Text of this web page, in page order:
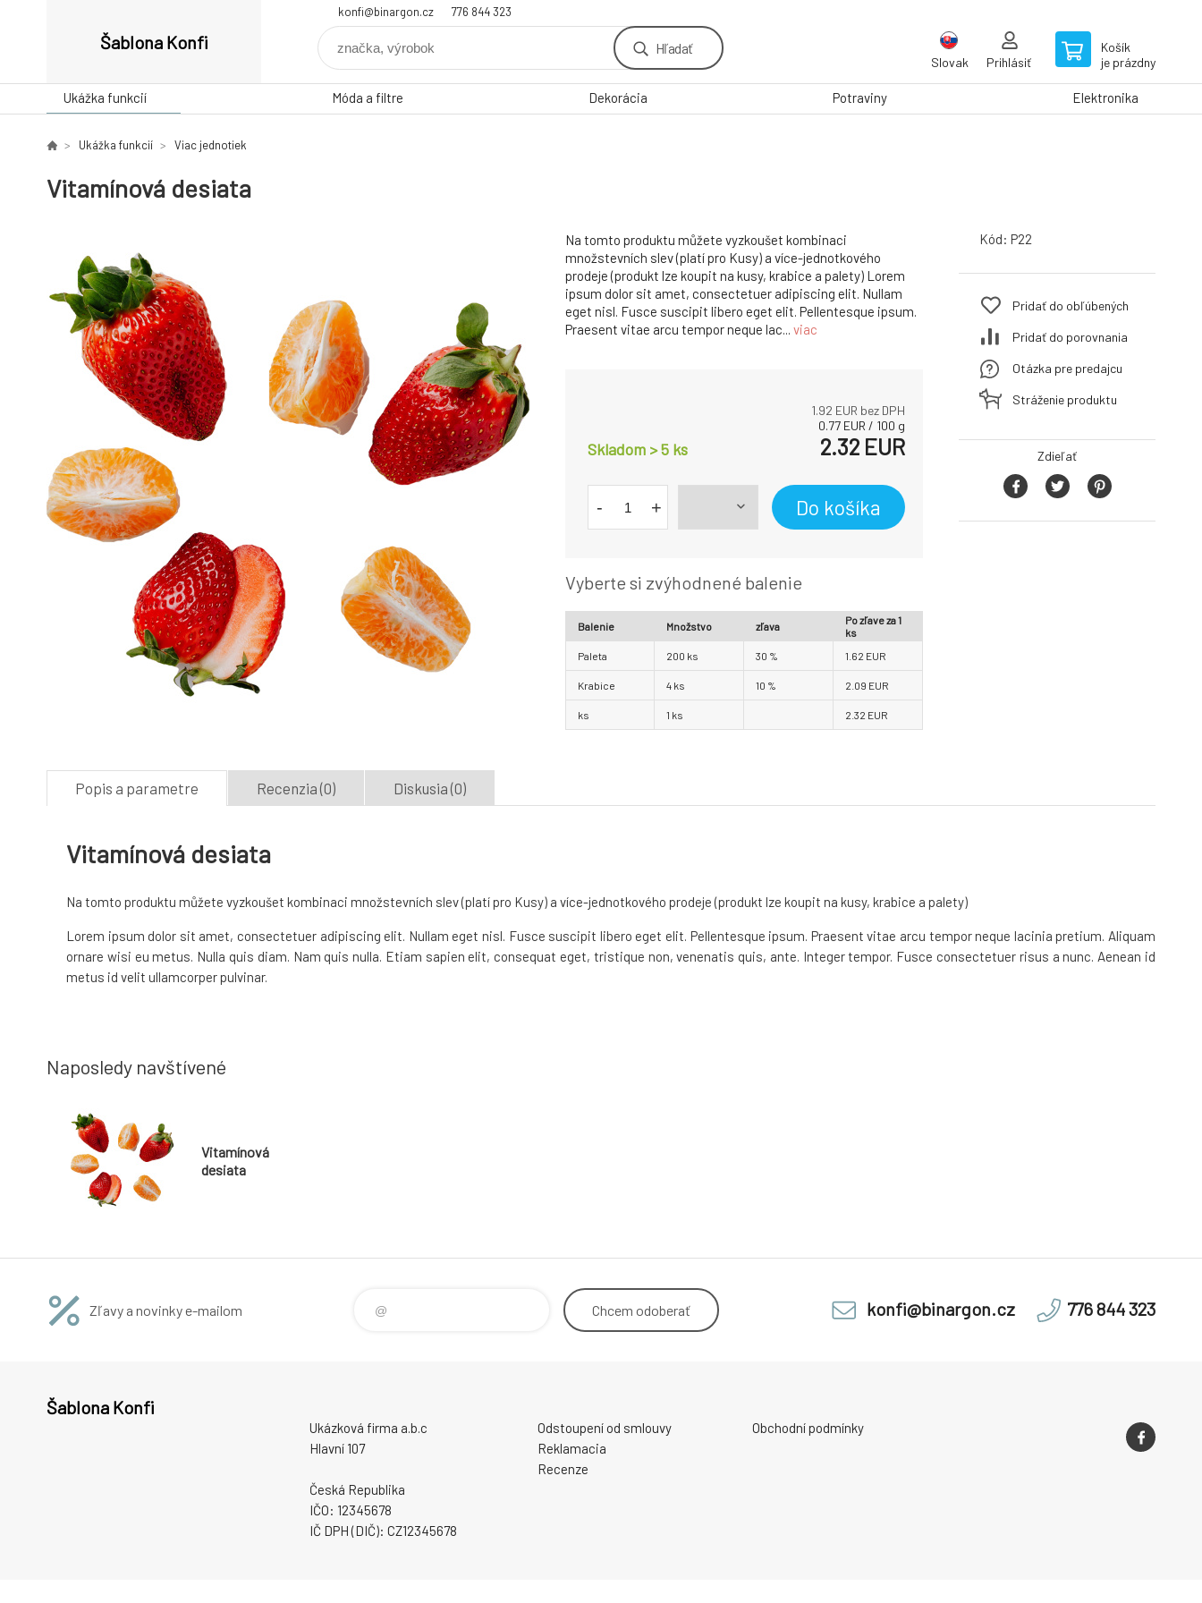
Šablona Konfi
konfi@binargon.cz 776 844 323
Hľadať
Slovak Prihlásiť
Košík
je prázdny
Ukážka funkcií Móda a filtre Dekorácia Potraviny Elektronika
Ukážka funkcií Viac jednotiek
Vitamínová desiata
Na tomto produktu můžete vyzkoušet kombinaci
množstevních slev (platí pro Kusy) a více-jednotkového
prodeje (produkt lze koupit na kusy, krabice a palety) Lorem
ipsum dolor sit amet, consectetuer adipiscing elit. Nullam
eget nisl. Fusce suscipit libero eget elit. Pellentesque ipsum.
Praesent vitae arcu tempor neque lac... viac
1.92 EUR bez DPH
0.77 EUR / 100 g
Skladom > 5 ks 2.32 EUR
- + Do košíka
Vyberte si zvýhodnené balenie
Balenie Množstvo zľava Po zľaveza 1
ks
Paleta
200 ks 30 % 1.62 EUR
Krabice 4 ks 10 % 2.09 EUR
ks 1 ks 2.32 EUR
Kód: P22
Pridať do obľúbených
Pridať do porovnania
Otázka pre predajcu
Stráženie produktu
Zdieľať
Popis a parametre Recenzia (0) Diskusia (0)
Vitamínová desiata
Na tomto produktu můžete vyzkoušet kombinaci množstevních slev (platí pro Kusy) a více-jednotkového prodeje (produkt lze koupit na kusy, krabice a palety)
Lorem ipsum dolor sit amet, consectetuer adipiscing elit. Nullam eget nisl. Fusce suscipit libero eget elit. Pellentesque ipsum. Praesent vitae arcu tempor neque lacinia pretium. Aliquam
ornare wisi eu metus. Nulla quis diam. Nam quis nulla. Etiam sapien elit, consequat eget, tristique non, venenatis quis, ante. Integer tempor. Fusce consectetuer risus a nunc. Aenean id
metus id velit ullamcorper pulvinar.
Naposledy navštívené
Vitamínová
desiata
Zľavy a novinky e-mailom Chcem odoberať konfi@binargon.cz 776 844 323
Šablona Konfi
Ukázková firma a.b.c
Hlavní 107
Česká Republika
IČO: 12345678
IČ DPH (DIČ): CZ12345678
Odstoupení od smlouvy
Reklamacia
Recenze
Obchodní podmínky